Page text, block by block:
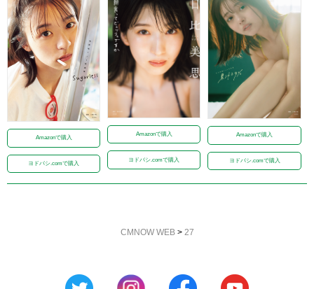
Amazonで購入
ヨドバシ.comで購入
Amazonで購入
ヨドバシ.comで購入
Amazonで購入
ヨドバシ.comで購入
CMNOW WEB> 27